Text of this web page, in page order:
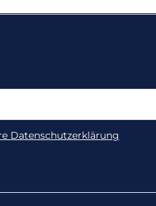
Datenschutzerklärung